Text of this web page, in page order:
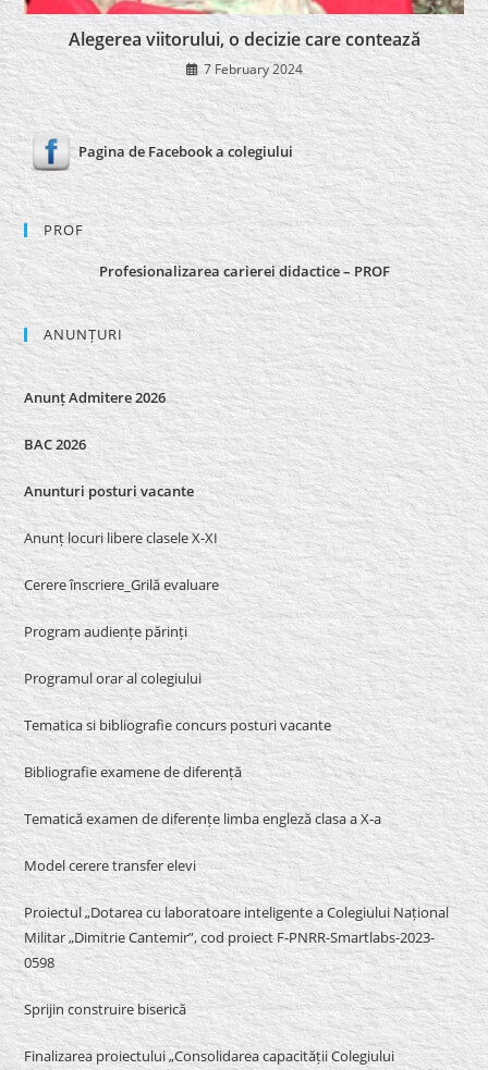
Alegerea viitorului, o decizie care contează
7 February 2024
Pagina de Facebook a colegiului
PROF
Profesionalizarea carierei didactice – PROF
ANUNȚURI
Anunț Admitere 2026
BAC 2026
Anunturi posturi vacante
Anunț locuri libere clasele X-XI
Cerere înscriere_Grilă evaluare
Program audiențe părinți
Programul orar al colegiului
Tematica si bibliografie concurs posturi vacante
Bibliografie examene de diferență
Tematică examen de diferențe limba engleză clasa a X-a
Model cerere transfer elevi
Proiectul „Dotarea cu laboratoare inteligente a Colegiului Național
Militar „Dimitrie Cantemir”, cod proiect F-PNRR-Smartlabs-2023-
0598
Sprijin construire biserică
Finalizarea proiectului „Consolidarea capacității Colegiului